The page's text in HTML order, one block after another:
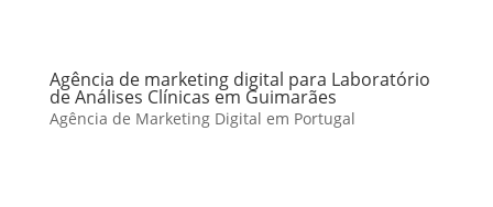
Agência de marketing digital para Laboratório
de Análises Clínicas em Guimarães
Agência de Marketing Digital em Portugal